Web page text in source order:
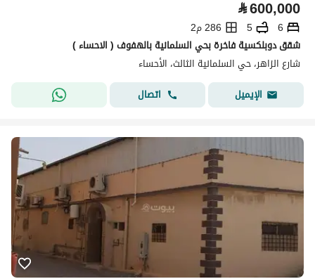
⃁600,000
6
5
286 م2
شقق دوبلكسية فاخرة بحي السلمانية بالهفوف ( الاحساء )
شارع الزاهر، حي السلمانية الثالث، الأحساء
الإيميل
اتصال